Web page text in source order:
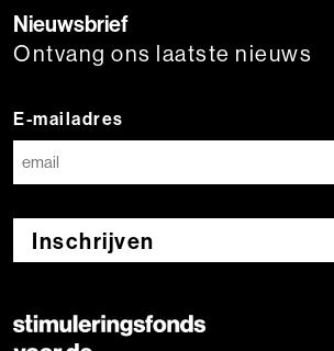
Nieuwsbrief
Ontvang ons laatste nieuws
E-mailadres
Inschrijven